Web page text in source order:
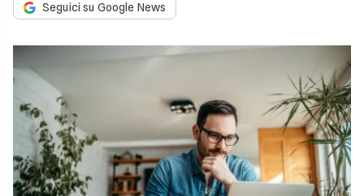
Seguici su Google News